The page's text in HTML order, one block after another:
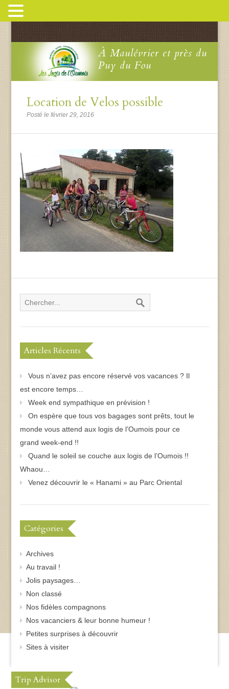
À Maulévrier et près du
Puy du Fou
Location de Velos possible
Posté le février 29, 2016
Articles Récents
Vous n’avez pas encore réservé vos vacances ? Il
est encore temps…
Week end sympathique en prévision !
On espère que tous vos bagages sont prêts, tout le
monde vous attend aux logis de l’Oumois pour ce
grand week-end !!
Quand le soleil se couche aux logis de l’Oumois !!
Whaou…
Venez découvrir le « Hanami » au Parc Oriental
Catégories
Archives
Au travail !
Jolis paysages…
Non classé
Nos fidèles compagnons
Nos vacanciers & leur bonne humeur !
Petites surprises à découvrir
Sites à visiter
Trip Advisor